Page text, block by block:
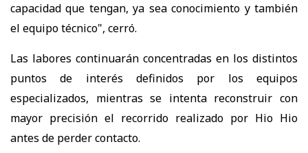
capacidad que tengan, ya sea conocimiento y también
el equipo técnico", cerró.
Las labores continuarán concentradas en los distintos
puntos de interés definidos por los equipos
especializados, mientras se intenta reconstruir con
mayor precisión el recorrido realizado por Hio Hio
antes de perder contacto.